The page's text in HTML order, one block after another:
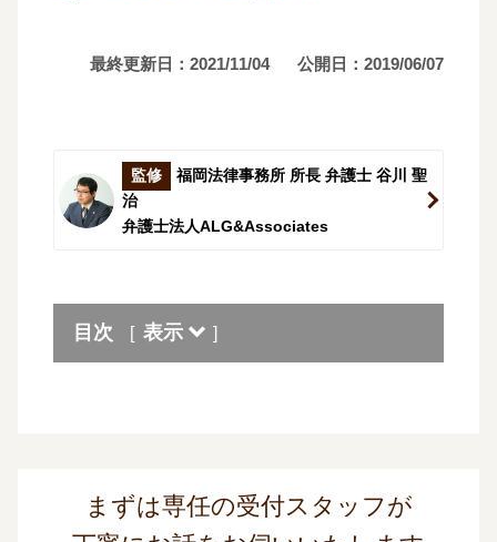
最終更新日：2021/11/04 公開日：2019/06/07
監修
福岡法律事務所 所長 弁護士 谷川 聖
治
弁護士法人ALG&Associates
目次 [ 表示 ]
まずは専任の受付スタッフが